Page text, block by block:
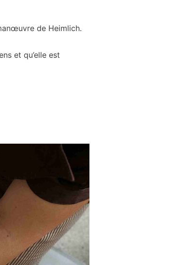
de Heimlich.
et qu’elle est